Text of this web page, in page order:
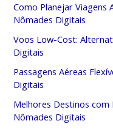
Como Planejar Viagens
Nômades Digitais
Voos Low-Cost:
Digitais
Passagens Aéreas
Digitais
Melhores Destinos com
Nômades Digitais